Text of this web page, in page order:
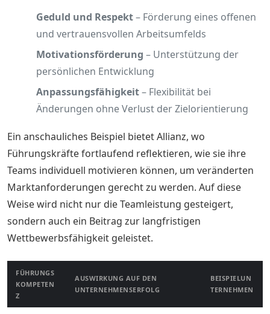
Geduld und Respekt– Förderung eines offenen
und vertrauensvollen Arbeitsumfelds
Motivationsförderung – Unterstützung der
persönlichen Entwicklung
Anpassungsfähigkeit– Flexibilität bei
Änderungen ohne Verlust der Zielorientierung
Ein anschauliches Beispiel bietet Allianz, wo
Führungskräfte fortlaufend reflektieren, wie sie ihre
Teams individuell motivieren können, um veränderten
Marktanforderungen gerecht zu werden. Auf diese
Weise wird nicht nur die Teamleistung gesteigert,
sondern auch ein Beitrag zur langfristigen
Wettbewerbsfähigkeit geleistet.
FÜHRUNGS
KOMPETEN
Z
AUSWIRKUNG AUF DEN
UNTERNEHMENSERFOLG
BEISPIELUN
TERNEHMEN